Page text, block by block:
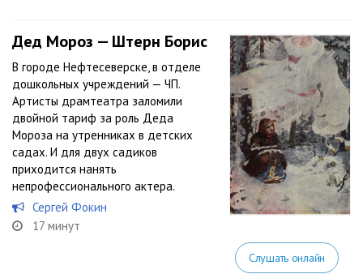
Дед Мороз — Штерн Борис
В городе Нефтесеверске, в отделе
дошкольных учреждений — ЧП.
Артисты драмтеатра заломили
двойной тариф за роль Деда
Мороза на утренниках в детских
садах. И для двух садиков
приходится нанять
непрофессионального актера.
Сергей Фокин
17 минут
Слушать онлайн